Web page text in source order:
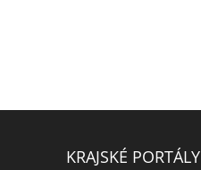
KRAJSKÉ PORTÁLY